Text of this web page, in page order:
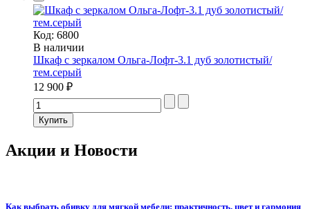
Код: 6800
В наличии
Шкаф с зеркалом Ольга-Лофт-3.1 дуб золотистый/
тем.серый
12 900 ₽
Акции и Новости
Как выбрать обивку для мягкой мебели: практичность, цвет и гармония